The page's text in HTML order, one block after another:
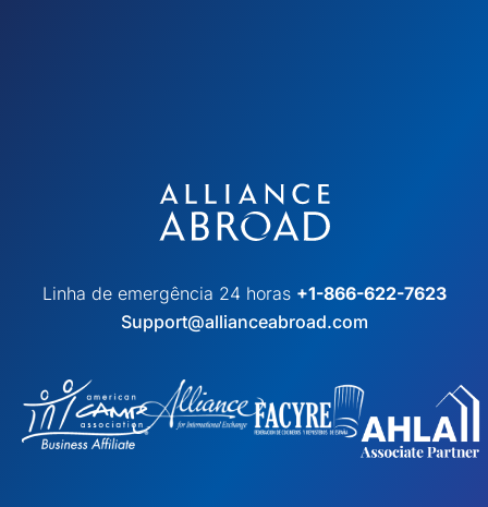
Linha de emergência 24 horas +1-866-622-7623
Support@allianceabroad.com